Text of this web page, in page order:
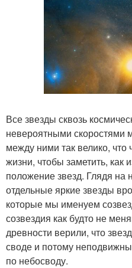
Все звезды сквозь
невероятными скоростями
между ними так велико, что
жизни, чтобы заметить, как
положение звезд. Глядя
отдельные яркие звезды
которые мы именуем
созвездия как будто не
древности верили, что
своде и потому
по небосводу.